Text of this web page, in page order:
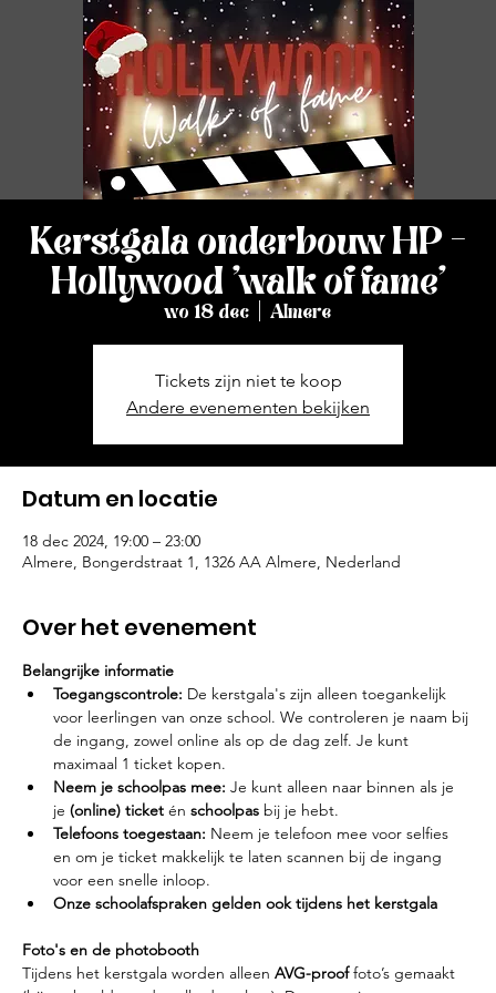
Kerstgala onderbouw HP -
Hollywood 'walk of fame'
wo 18 dec Almere
Tickets zijn niet te koop
Andere evenementen bekijken
Datum en locatie
18 dec 2024, 19:00 – 23:00
Almere, Bongerdstraat 1, 1326 AA Almere, Nederland
Over het evenement
Belangrijke informatie
Toegangscontrole: De kerstgala's zijn alleen toegankelijk
voor leerlingen van onze school. We controleren je naam bij
de ingang, zowel online als op de dag zelf. Je kunt
maximaal 1 ticket kopen.
Neem je schoolpas mee: Je kunt alleen naar binnen als je
je (online) ticket én schoolpas bij je hebt.
Telefoons toegestaan: Neem je telefoon mee voor selfies
en om je ticket makkelijk te laten scannen bij de ingang
voor een snelle inloop.
Onze schoolafspraken gelden ook tijdens het kerstgala
Foto's en de photobooth
Tijdens het kerstgala worden alleen AVG-proof foto’s gemaakt